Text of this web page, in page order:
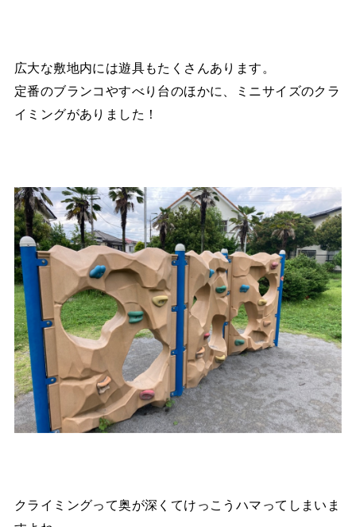
広大な敷地内には遊具もたくさんあります。
定番のブランコやすべり台のほかに、ミニサイズのクラ
イミングがありました！
クライミングって奥が深くてけっこうハマってしまいま